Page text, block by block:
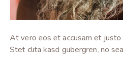
At vero eos et accusam et
Stet clita kasd gubergren, no